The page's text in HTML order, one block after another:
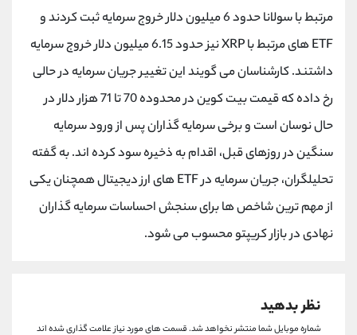
مرتبط با سولانا حدود 6 میلیون دلار خروج سرمایه ثبت کردند و
ETF های مرتبط با XRP نیز حدود 6.15 میلیون دلار خروج سرمایه
داشتند. کارشناسان می گویند این تغییر جریان سرمایه در حالی
رخ داده که قیمت بیت کوین در محدوده 70 تا 71 هزار دلار در
حال نوسان است و برخی سرمایه گذاران پس از ورود سرمایه
سنگین در روزهای قبل، اقدام به ذخیره سود کرده اند. به گفته
تحلیلگران، جریان سرمایه در ETF های ارز دیجیتال همچنان یکی
از مهم ترین شاخص ها برای سنجش احساسات سرمایه گذاران
نهادی در بازار کریپتو محسوب می شود.
نظر بدهید
شماره موبایل شما منتشر نخواهد شد.قسمت های مورد نیاز علامت گذاری شده اند